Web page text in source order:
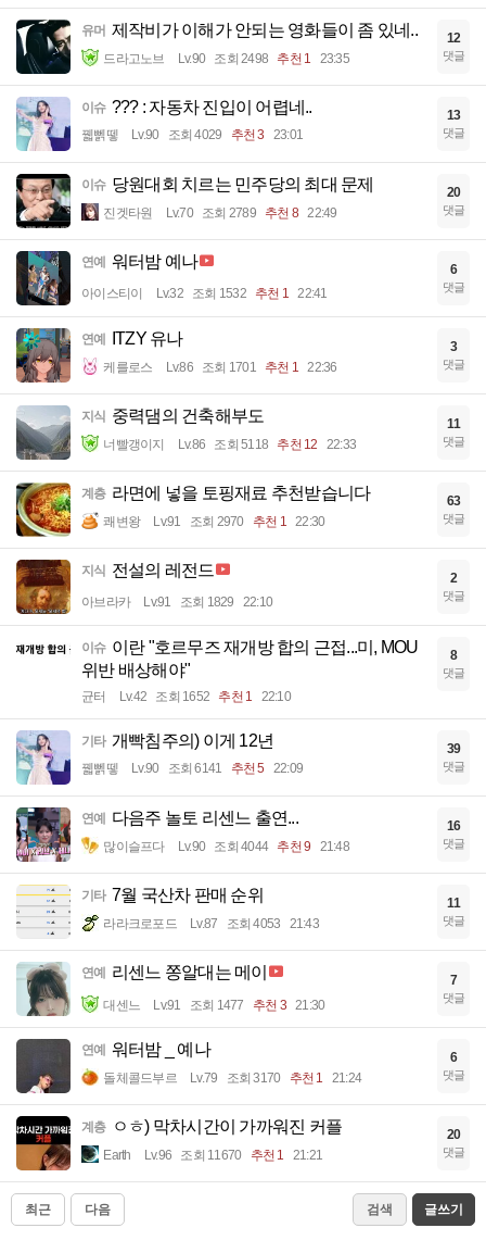
유머 제작비가 이해가 안되는 영화들이 좀 있네..
드라고노브 Lv.90 조회 2498 추천 1 23:35
12
댓글
이슈 ??? : 자동차 진입이 어렵네..
꿻뻵뗗 Lv.90 조회 4029 추천 3 23:01
13
댓글
이슈 당원대회 치르는 민주당의 최대 문제
진겟타원 Lv.70 조회 2789 추천 8 22:49
20
댓글
연예 워터밤 예나
아이스티이 Lv.32 조회 1532 추천 1 22:41
6
댓글
연예 ITZY 유나
케를로스 Lv.86 조회 1701 추천 1 22:36
3
댓글
지식 중력댐의 건축해부도
너빨갱이지 Lv.86 조회 5118 추천 12 22:33
11
댓글
계층 라면에 넣을 토핑재료 추천받습니다
쾌변왕 Lv.91 조회 2970 추천 1 22:30
63
댓글
지식 전설의 레전드
아브라카 Lv.91 조회 1829 22:10
2
댓글
이슈 이란 "호르무즈 재개방 합의 근접...미, MOU
위반 배상해야"
균터 Lv.42 조회 1652 추천 1 22:10
8
댓글
기타 개빡침주의) 이게 12년
꿻뻵뗗 Lv.90 조회 6141 추천 5 22:09
39
댓글
연예 다음주 놀토 리센느 출연...
많이슬프다 Lv.90 조회 4044 추천 9 21:48
16
댓글
기타 7월 국산차 판매 순위
라라크로포드 Lv.87 조회 4053 21:43
11
댓글
연예 리센느 쫑알대는 메이
대센느 Lv.91 조회 1477 추천 3 21:30
7
댓글
연예 워터밤 _ 예나
돌체콜드부르 Lv.79 조회 3170 추천 1 21:24
6
댓글
계층 ㅇㅎ) 막차시간이 가까워진 커플
Earth Lv.96 조회 11670 추천 1 21:21
20
댓글
최근 다음 검색 글쓰기